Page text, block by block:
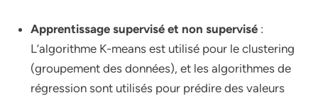
Apprentissage supervisé et non supervisé :
L’algorithme K-means est utilisé pour le clustering
(groupement des données), et les algorithmes de
régression sont utilisés pour prédire des valeurs